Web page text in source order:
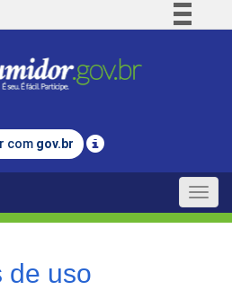
Comunica BR
Legislação
com gov.br
Toggle
de uso